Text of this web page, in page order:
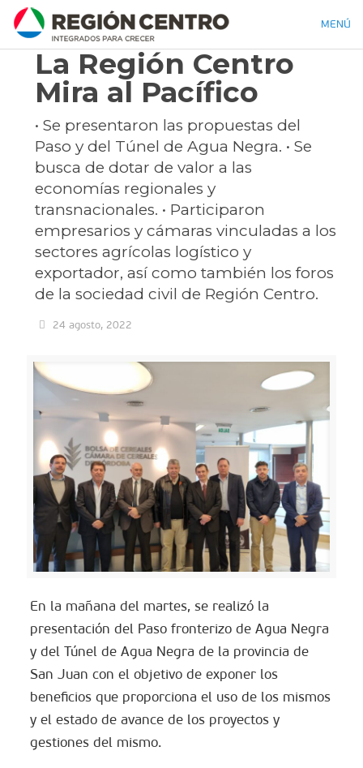
MENÚ
La Región Centro
Mira al Pacífico
• Se presentaron las propuestas del
Paso y del Túnel de Agua Negra. • Se
busca de dotar de valor a las
economías regionales y
transnacionales. • Participaron
empresarios y cámaras vinculadas a los
sectores agrícolas logístico y
exportador, así como también los foros
de la sociedad civil de Región Centro.
24 agosto, 2022
En la mañana del martes, se realizó la
presentación del Paso fronterizo de Agua Negra
y del Túnel de Agua Negra de la provincia de
San Juan con el objetivo de exponer los
beneficios que proporciona el uso de los mismos
y el estado de avance de los proyectos y
gestiones del mismo.